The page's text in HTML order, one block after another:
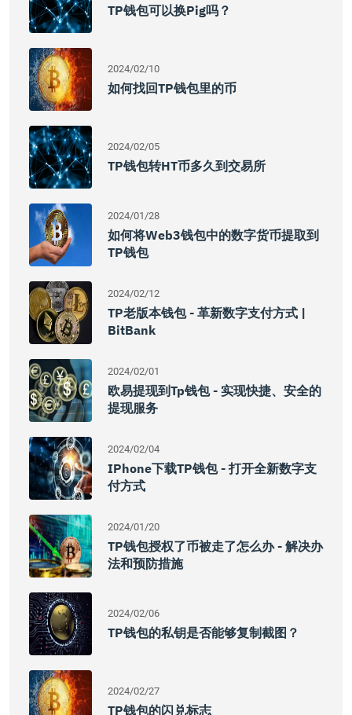
TP钱包可以换pig吗？
2024/02/10
如何找回TP钱包里的币
2024/02/05
TP钱包转HT币多久到交易所
2024/01/28
如何将Web3钱包中的数字货币提取到
TP钱包
2024/02/12
TP老版本钱包 - 革新数字支付方式 |
BitBank
2024/02/01
欧易提现到tp钱包 - 实现快捷、安全的
提现服务
2024/02/04
IPhone下载TP钱包 - 打开全新数字支
付方式
2024/01/20
TP钱包授权了币被走了怎么办 - 解决办
法和预防措施
2024/02/06
TP钱包的私钥是否能够复制截图？
2024/02/27
TP钱包的闪兑标志